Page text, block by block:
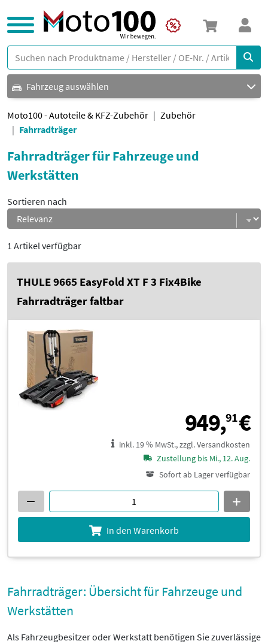
Fahrzeug auswählen
Moto100 - Autoteile & KFZ-Zubehör
Zubehör
Fahrradträger
Fahrradträger für Fahrzeuge und
Werkstätten
Sortieren nach
1 Artikel verfügbar
THULE 9665 EasyFold XT F 3 Fix4Bike
Fahrradträger faltbar
949,91€
inkl. 19 % MwSt., zzgl. Versandkosten
Zustellung bis Mi., 12. Aug.
Sofort ab Lager verfügbar
In den Warenkorb
Fahrradträger: Übersicht für Fahrzeuge und
Werkstätten
Als Fahrzeugbesitzer oder Werkstatt benötigen Sie zuverlässige